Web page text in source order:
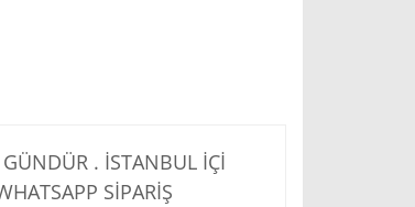
. İSTANBUL İÇİ
SİPARİŞ